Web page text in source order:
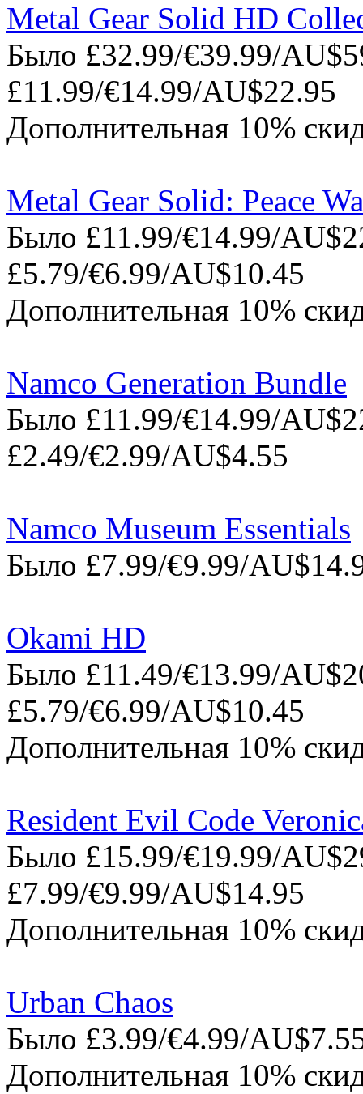
Metal Gear Solid HD
Было £32.99/€39.99/
£11.99/€14.99/AU$22.95
Дополнительная 10%
Metal Gear Solid: Peace
Было £11.99/€14.99/
£5.79/€6.99/AU$10.45
Дополнительная 10%
Namco Generation Bundle
Было £11.99/€14.99/
£2.49/€2.99/AU$4.55
Namco Museum Essentials
Было £7.99/€9.99/
Okami HD
Было £11.49/€13.99/
£5.79/€6.99/AU$10.45
Дополнительная 10%
Resident Evil Code
Было £15.99/€19.99/
£7.99/€9.99/AU$14.95
Дополнительная 10%
Urban Chaos
Было £3.99/€4.99/
Дополнительная 10%